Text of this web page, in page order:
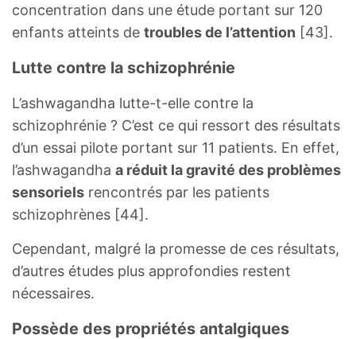
concentration dans une étude portant sur 120
enfants atteints de troubles de l’attention [43].
Lutte contre la schizophrénie
L’ashwagandha lutte-t-elle contre la
schizophrénie ? C’est ce qui ressort des résultats
d’un essai pilote portant sur 11 patients. En effet,
l’ashwagandha a réduit la gravité des problèmes
sensoriels rencontrés par les patients
schizophrènes [44].
Cependant, malgré la promesse de ces résultats,
d’autres études plus approfondies restent
nécessaires.
Possède des propriétés antalgiques